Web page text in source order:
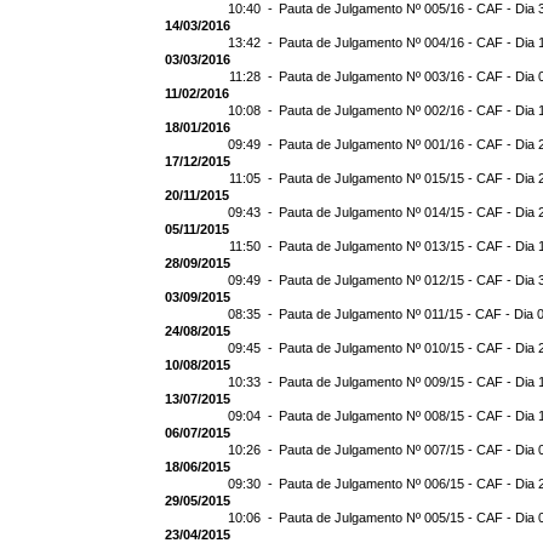
10:40 - Pauta de Julgamento Nº 005/16 - CAF - Dia
14/03/2016
13:42 - Pauta de Julgamento Nº 004/16 - CAF - Dia
03/03/2016
11:28 - Pauta de Julgamento Nº 003/16 - CAF - Dia
11/02/2016
10:08 - Pauta de Julgamento Nº 002/16 - CAF - Dia
18/01/2016
09:49 - Pauta de Julgamento Nº 001/16 - CAF - Dia
17/12/2015
11:05 - Pauta de Julgamento Nº 015/15 - CAF - Dia
20/11/2015
09:43 - Pauta de Julgamento Nº 014/15 - CAF - Dia
05/11/2015
11:50 - Pauta de Julgamento Nº 013/15 - CAF - Dia
28/09/2015
09:49 - Pauta de Julgamento Nº 012/15 - CAF - Dia
03/09/2015
08:35 - Pauta de Julgamento Nº 011/15 - CAF - Dia
24/08/2015
09:45 - Pauta de Julgamento Nº 010/15 - CAF - Dia
10/08/2015
10:33 - Pauta de Julgamento Nº 009/15 - CAF - Dia
13/07/2015
09:04 - Pauta de Julgamento Nº 008/15 - CAF - Dia
06/07/2015
10:26 - Pauta de Julgamento Nº 007/15 - CAF - Dia
18/06/2015
09:30 - Pauta de Julgamento Nº 006/15 - CAF - Dia
29/05/2015
10:06 - Pauta de Julgamento Nº 005/15 - CAF - Dia
23/04/2015